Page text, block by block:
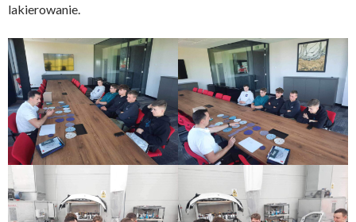
lakierowanie.